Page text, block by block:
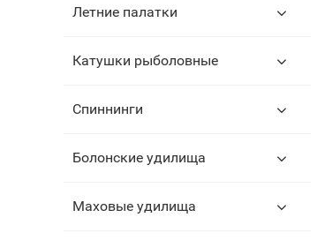
Летние палатки
Катушки рыболовные
Спиннинги
Болонские удилища
Маховые удилища